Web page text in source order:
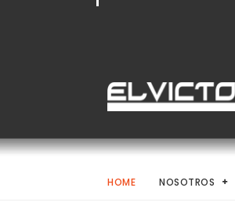
HOME NOSOTROS